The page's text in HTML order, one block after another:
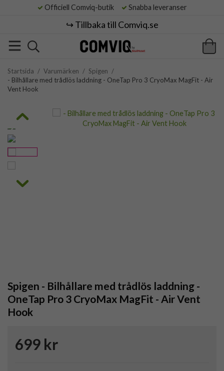
Officiell Comviq-butik Snabba leveranser
↪️ Tillbaka till Comviq.se
Startsida / Varumärken / Spigen /
- Bilhållare med trådlös laddning - OneTap Pro 3 CryoMax MagFit - Air
Vent Hook
Spigen - Bilhållare med trådlös laddning -
OneTap Pro 3 CryoMax MagFit - Air Vent
Hook
699 kr